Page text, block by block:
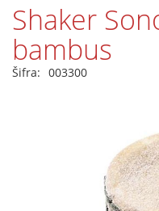
Shaker
bambus
Šifra: 003300